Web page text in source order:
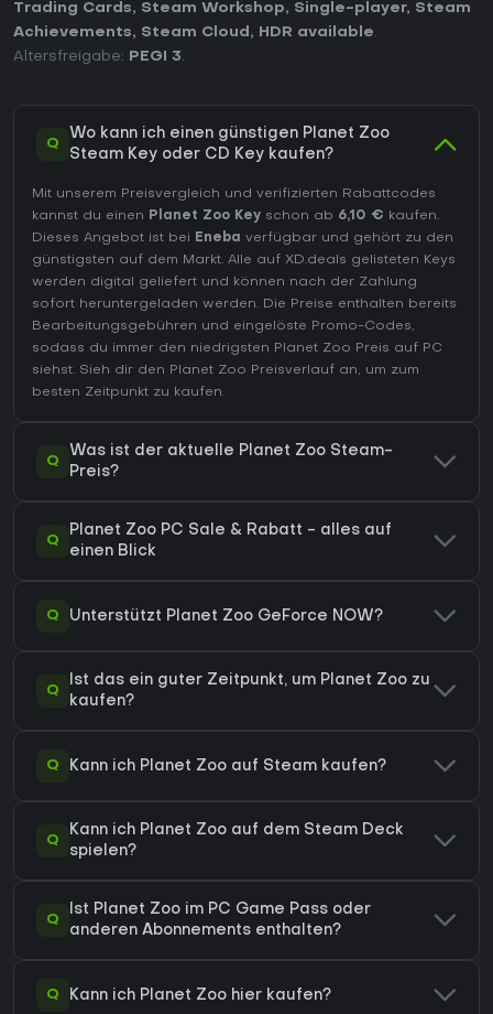
Trading Cards, Steam Workshop, Single-player, Steam
Achievements, Steam Cloud , HDR available.
Altersfreigabe:
PEGI 3.
Q
Wo kann ich einen günstigen Planet Zoo
Steam Key oder CD Key kaufen?
Mit unserem Preisvergleich und verifizierten Rabattcodes
kannst du einen Planet Zoo Key schon ab 6,10 € kaufen.
Dieses Angebot ist bei Eneba verfügbar und gehört zu den
günstigsten auf dem Markt. Alle auf XD.deals gelisteten Keys
werden digital geliefert und können nach der Zahlung
sofort heruntergeladen werden. Die Preise enthalten bereits
Bearbeitungsgebühren und eingelöste Promo-Codes,
sodass du immer den niedrigsten Planet Zoo Preis auf PC
siehst. Sieh dir den Planet Zoo Preisverlauf an, um zum
besten Zeitpunkt zu kaufen.
Q
Was ist der aktuelle Planet Zoo Steam-
Preis?
Q
Planet Zoo PC Sale & Rabatt - alles auf
einen Blick
Q Unterstützt Planet Zoo GeForce NOW?
Q
Ist das ein guter Zeitpunkt, um Planet Zoo zu
kaufen?
Q Kann ich Planet Zoo auf Steam kaufen?
Q
Kann ich Planet Zoo auf dem Steam Deck
spielen?
Q
Ist Planet Zoo im PC Game Pass oder
anderen Abonnements enthalten?
Q Kann ich Planet Zoo hier kaufen?